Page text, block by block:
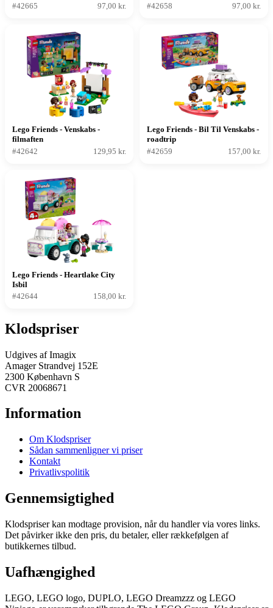
#42665 97,00 kr.
#42658
97,00 kr.
Lego Friends - Venskabs -
filmaften
#42642
129,95 kr.
Lego Friends - Bil Til Venskabs -
roadtrip
#42659
157,00 kr.
Lego Friends - Heartlake City
Isbil
#42644
158,00 kr.
Klodspriser
Udgives af Imagix
Amager Strandvej 152E
2300 København S
CVR 20068671
Information
Om Klodspriser
Sådan sammenligner vi priser
Kontakt
Privatlivspolitik
Gennemsigtighed
Klodspriser kan modtage provision, når du handler via vores links.
Det påvirker ikke den pris, du betaler, eller rækkefølgen af
butikkernes tilbud.
Uafhængighed
LEGO, LEGO logo, DUPLO, LEGO Dreamzzz og LEGO